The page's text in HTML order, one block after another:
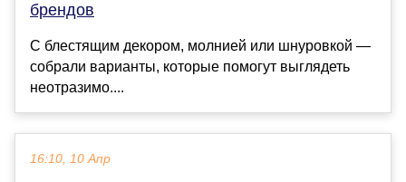
брендов
С блестящим декором, молнией или шнуровкой —
собрали варианты, которые помогут выглядеть
неотразимо....
16:10, 10 Апр